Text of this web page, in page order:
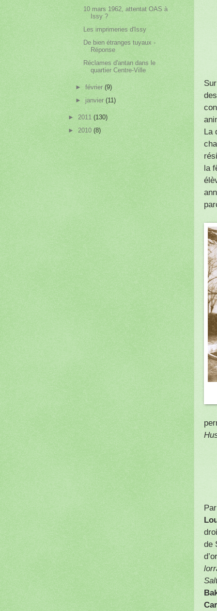
La
la
de
10 mars 1962, attentat OAS à
Issy ?
Les imprimeries d'Issy
De bien étranges tuyaux -
Réponse
Réclames d'antan dans le
quartier Centre-Ville
►février(9)
► janvier(11)
► 2011 (130)
► 2010 (8)